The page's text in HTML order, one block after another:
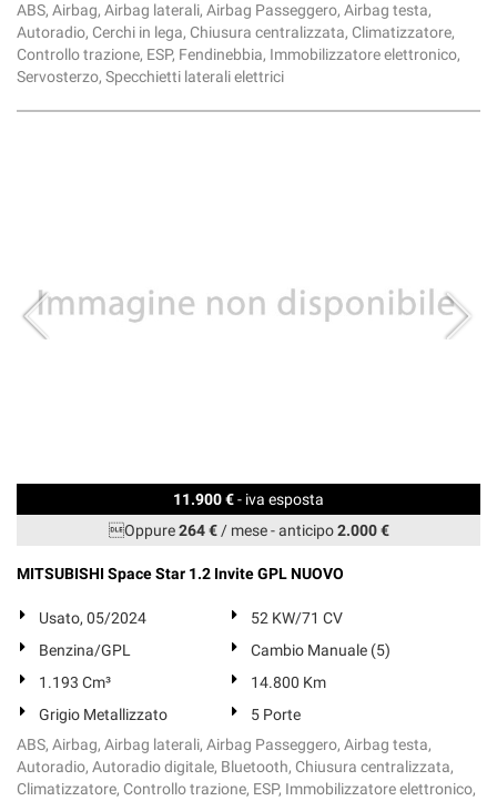
ABS, Airbag, Airbag laterali, Airbag Passeggero, Airbag testa,
Autoradio, Cerchi in lega, Chiusura centralizzata, Climatizzatore,
Controllo trazione, ESP, Fendinebbia, Immobilizzatore elettronico,
Servosterzo, Specchietti laterali elettrici
11.900 €- iva esposta
Oppure264 €/ mese-anticipo2.000 €
MITSUBISHI Space Star 1.2 Invite GPL NUOVO
Usato, 05/2024
52 KW/71 CV
Benzina/GPL
Cambio Manuale (5)
1.193 Cm³
14.800 Km
Grigio Metallizzato
5 Porte
ABS, Airbag, Airbag laterali, Airbag Passeggero, Airbag testa,
Autoradio, Autoradio digitale, Bluetooth, Chiusura centralizzata,
Climatizzatore, Controllo trazione, ESP, Immobilizzatore elettronico,